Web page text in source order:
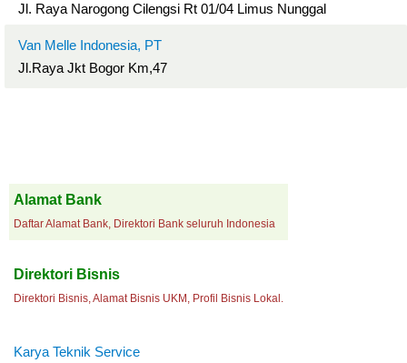
Jl. Raya Narogong Cilengsi Rt 01/04 Limus Nunggal
Van Melle Indonesia, PT
Jl.Raya Jkt Bogor Km,47
Alamat Bank
Daftar Alamat Bank, Direktori Bank seluruh Indonesia
Direktori Bisnis
Direktori Bisnis, Alamat Bisnis UKM, Profil Bisnis Lokal.
Karya Teknik Service